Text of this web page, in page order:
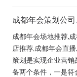
成都年会策划公
策划、成都年会
会活动策划公司
建公司，成都年
策划方案详细流
成都年会场地推荐,
店推荐,成都年会直
策划是实现企业营
备两个条件，一是